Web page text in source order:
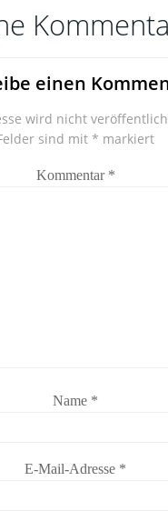
einen
wird nicht
sind mit * markiert
Kommentar *
Name *
E-Mail-Adresse *